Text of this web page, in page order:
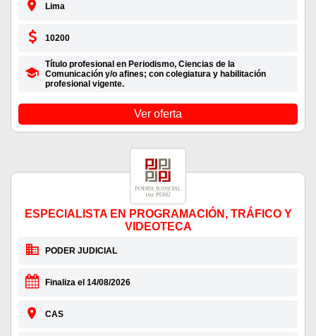
Lima
10200
Título profesional en Periodismo, Ciencias de la
Comunicación y/o afines; con colegiatura y habilitación
profesional vigente.
Ver oferta
ESPECIALISTA EN PROGRAMACIÓN, TRÁFICO Y
VIDEOTECA
PODER JUDICIAL
Finaliza el 14/08/2026
CAS